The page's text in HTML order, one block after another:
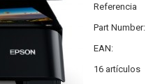
Referencia
Part Number:
EAN:
16 artículos